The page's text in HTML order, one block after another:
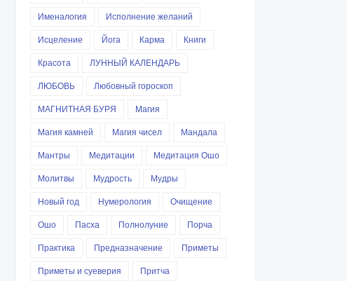
Именалогия
Исполнение желаний
Исцеление
Йога Карма
Книги
Красота
ЛУННЫЙ КАЛЕНДАРЬ
ЛЮБОВЬ
Любовный гороскоп
МАГНИТНАЯ БУРЯ
Магия
Магия камней
Магия чисел
Мандала
Мантры
Медитации
Медитация Ошо
Молитвы
Мудрость
Мудры
Новый год
Нумерология
Очищение
Ошо
Пасха Полнолуние
Порча
Практика
Предназначение
Приметы
Приметы и суеверия
Притча